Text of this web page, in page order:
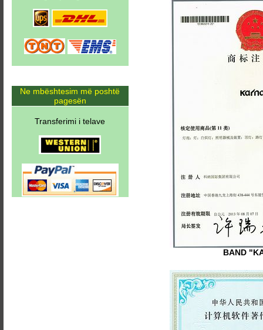
BAND
Ne mbështesim më poshtë
pagesën
Transferimi i telave